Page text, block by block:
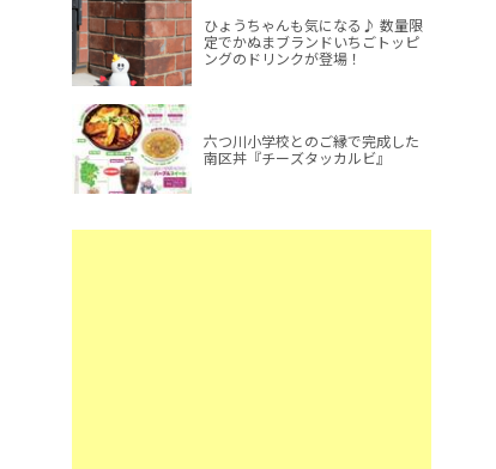
ひょうちゃんも気になる♪ 数量限
定でかぬまブランドいちごトッピ
ングのドリンクが登場！
六つ川小学校とのご縁で完成した
南区丼『チーズタッカルビ』